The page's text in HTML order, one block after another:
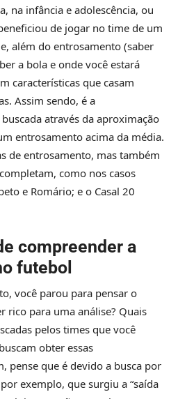
na infância e adolescência, ou
de jogar no time de um
além do entrosamento (saber
a bola e onde você estará
características que casam
Assim sendo, é a
através da aproximação
entrosamento acima da média.
de entrosamento, mas também
como nos casos
e Romário; e o Casal 20
compreender a
futebol
você parou para pensar o
rico para uma análise? Quais
pelos times que você
obter essas
pense que é devido a busca por
exemplo, que surgiu a “saída